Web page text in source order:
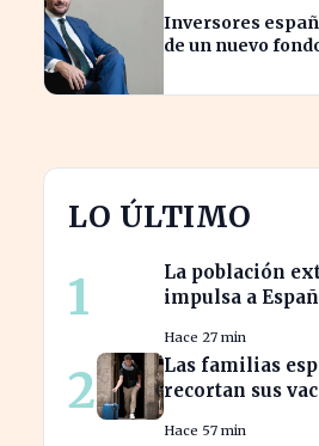
Inversores
de un nuevo
LO ÚLTIMO
1
La población
impulsa a
cifras récord
Hace 27 min
2
Las familias
recortan sus
Hace 57 min